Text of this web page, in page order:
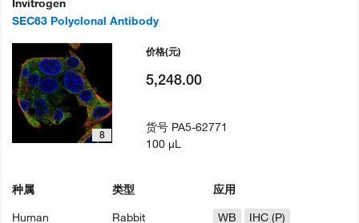
Invitrogen
SEC63 Polyclonal Antibody
8
种属
Human
类型
Rabbit
应用
WB
IHC (P)
价格(元)
5,248.00
货号 PA5-62771
100 µL